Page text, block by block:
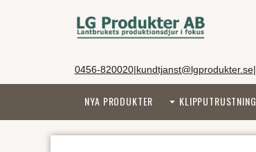
0456-820020|kundtjanst@lgprodukter.se|
NYA PRODUKTER KLIPPUTRUSTNING